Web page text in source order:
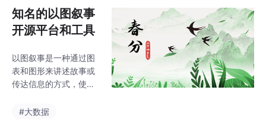
提供了执行复杂分析任
务的能力，而无需设置
或维护传统的数据库服
具有高性能和低复杂性
的嵌入式数据库解决方
案，特别适用于数据分
计和矢量化执行引擎使
知名的以图叙事
开源平台和工具
以图叙事是一种通过图
表和图形来讲述故事或
传达信息的方式，使复
更有吸引力。
#大数据